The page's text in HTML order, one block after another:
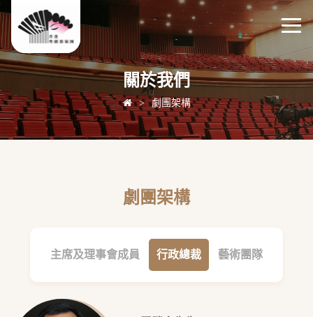
關於我們
> 劇團架構
劇團架構
主席及理事會成員 行政總裁 藝術團隊